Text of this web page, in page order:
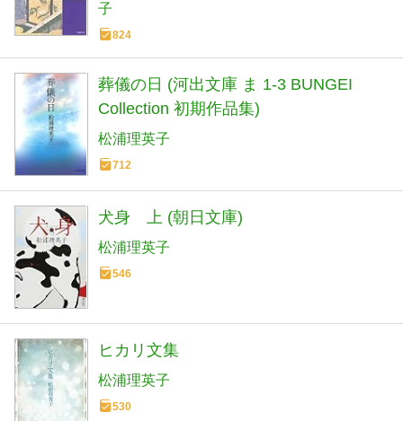
子
824
葬儀の日 (河出文庫 ま 1-3 BUNGEI
Collection 初期作品集)
松浦理英子
712
犬身 上 (朝日文庫)
松浦理英子
546
ヒカリ文集
松浦理英子
530